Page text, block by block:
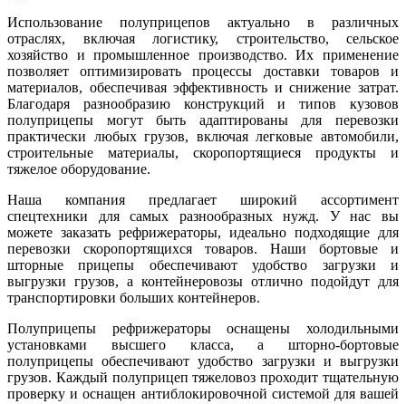
Использование полуприцепов актуально в различных
отраслях, включая логистику, строительство, сельское
хозяйство и промышленное производство. Их применение
позволяет оптимизировать процессы доставки товаров и
материалов, обеспечивая эффективность и снижение затрат.
Благодаря разнообразию конструкций и типов кузовов
полуприцепы могут быть адаптированы для перевозки
практически любых грузов, включая легковые автомобили,
строительные материалы, скоропортящиеся продукты и
тяжелое оборудование.
Наша компания предлагает широкий ассортимент
спецтехники для самых разнообразных нужд. У нас вы
можете заказать рефрижераторы, идеально подходящие для
перевозки скоропортящихся товаров. Наши бортовые и
шторные прицепы обеспечивают удобство загрузки и
выгрузки грузов, а контейнеровозы отлично подойдут для
транспортировки больших контейнеров.
Полуприцепы рефрижераторы оснащены холодильными
установками высшего класса, а шторно-бортовые
полуприцепы обеспечивают удобство загрузки и выгрузки
грузов. Каждый полуприцеп тяжеловоз проходит тщательную
проверку и оснащен антиблокировочной системой для вашей